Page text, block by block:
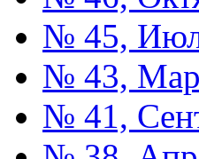
№ 45,
№ 43,
№ 41,